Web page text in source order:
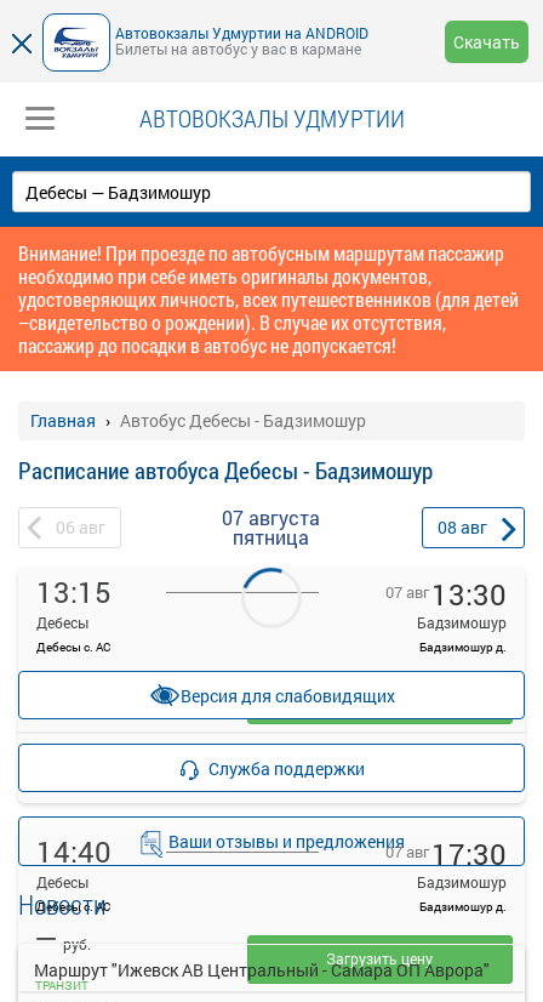
Автовокзалы Удмуртии на ANDROID
Билеты на автобус у вас в кармане
Скачать
АВТОВОКЗАЛЫ УДМУРТИИ
Внимание! При проезде по автобусным маршрутам пассажир
необходимо при себе иметь оригиналы документов,
удостоверяющих личность, всех путешественников (для детей
–свидетельство о рождении). В случае их отсутствия,
пассажир до посадки в автобус не допускается!
Главная Автобус Дебесы - Бадзимошур
Расписание автобуса Дебесы - Бадзимошур
06 авг 07 августа
пятница 08 авг
13:15
Дебесы
Дебесы с. АС
07 авг 13:30
Бадзимошур
Бадзимошур д.
—
Загрузить цену
14:40
Дебесы
Дебесы с. АС
07 авг 17:30
Бадзимошур
Бадзимошур д.
— руб.
ТРАНЗИТ
Загрузить цену
Версия для слабовидящих
Служба поддержки
Ваши отзывы и предложения
Новости
Маршрут "Ижевск АВ Центральный - Самара ОП Аврора"